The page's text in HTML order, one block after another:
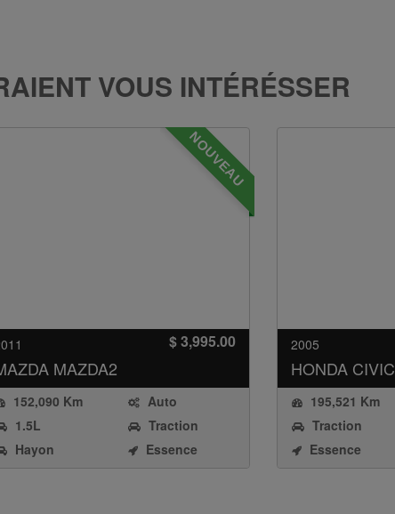
VOUS INTÉRÉSSER
$ 3,995.00
MAZDA2
152,090 Km
Auto
1.5L
Traction
avant
Hayon Essence
NOUVEAU
2005
HONDA CIVIC
195,521 Km
Traction
avantEssence